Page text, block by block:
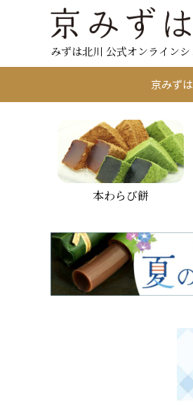
みずは北川 公式オンライン
京みず
本わらび餅